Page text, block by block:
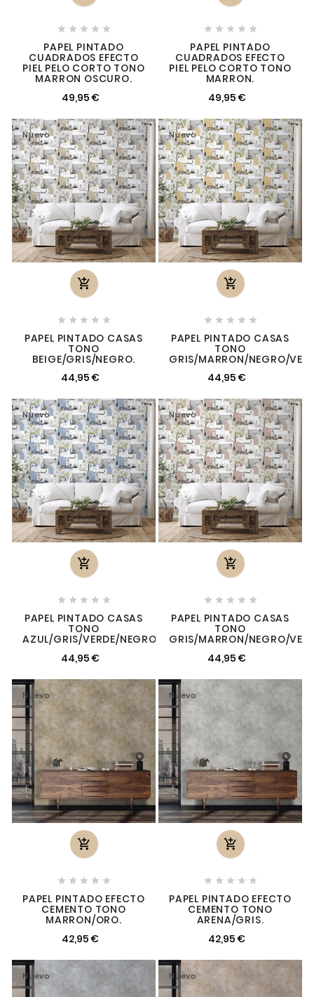
    
PAPEL PINTADO
CUADRADOS EFECTO
PIEL PELO CORTO TONO
MARRON OSCURO.
49,95 €
    
PAPEL PINTADO
CUADRADOS EFECTO
PIEL PELO CORTO TONO
MARRON.
49,95 €
Nuevo

    
PAPEL PINTADO CASAS
TONO
BEIGE/GRIS/NEGRO.
44,95 €
Nuevo

    
PAPEL PINTADO CASAS
TONO
GRIS/MARRON/NEGRO/
44,95 €
Nuevo

    
PAPEL PINTADO CASAS
TONO
AZUL/GRIS/VERDE/NEGRO.
44,95 €
Nuevo

    
PAPEL PINTADO CASAS
TONO
GRIS/MARRON/NEGRO/
44,95 €
Nuevo

    
PAPEL PINTADO EFECTO
CEMENTO TONO
MARRON/ORO.
42,95 €
Nuevo

    
PAPEL PINTADO EFECTO
CEMENTO TONO
ARENA/GRIS.
42,95 €
Nuevo Nuevo